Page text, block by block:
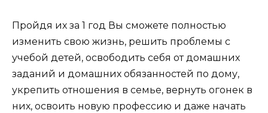
Пройдя их за 1 год Вы сможете полностью
изменить свою жизнь, решить проблемы с
учебой детей, освободить себя от домашних
заданий и домашних обязанностей по дому,
укрепить отношения в семье, вернуть огонек в
них, освоить новую профессию и даже начать